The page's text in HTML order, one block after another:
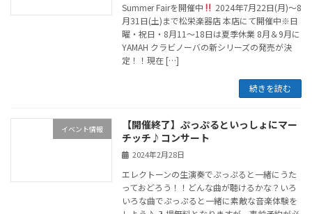
Summer Fairを開催中
2024年7月22日(月)〜8
月31日(土)まで松栄楽器店 本店にて開催中※日
曜・祝日・8月11〜18日は夏季休業 8月＆9月に
YAMAH クラビノーバの新シリーズの発売が決
定！！現在 […]
続きを読む
イベント情報
【開催終了】ぷっぷるといっしょにマー
チッチ♪コンサート
2024年2月28日
エレクトーンの生演奏でぷっぷると一緒にうた
っておどろう！！どんな曲が聴けるかな？いろ
いろな曲でぷっぷると一緒に素敵な音楽体験を